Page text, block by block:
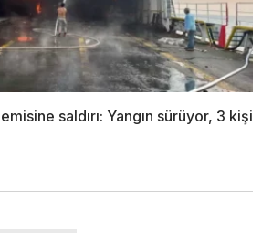
saldırı: Yangın sürüyor, 3 kişi